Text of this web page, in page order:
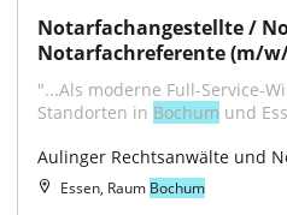
Notarfachangestellte /
Notarfachreferente (m/
"...Als moderne Full-Service-
Standorten in Bochum und
Aulinger Rechtsanwälte und
Essen, Raum Bochum